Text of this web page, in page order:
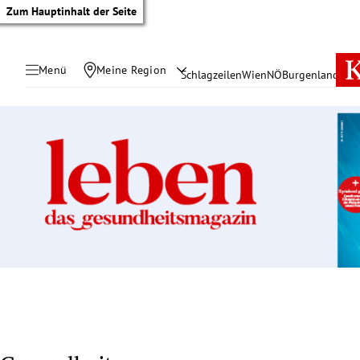
Zum Hauptinhalt der Seite
Menü Meine Region SchlagzeilenWienNÖBurgenland
Untermenü